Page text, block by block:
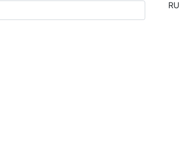
RU